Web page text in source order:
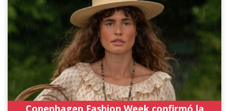
Copenhagen Fashion Week confirmó la